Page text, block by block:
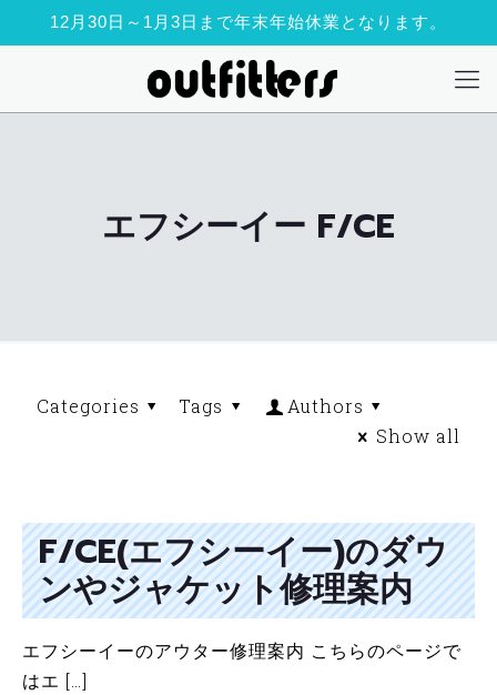
12月30日～1月3日まで年末年始休業となります。
エフシーイー F/CE
Categories Tags
Authors
Show all
F/CE(エフシーイー)のダウ
ンやジャケット修理案内
エフシーイーのアウター修理案内 こちらのページで
はエ […]